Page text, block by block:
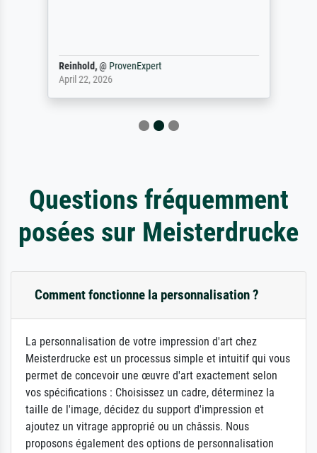
Reinhold,@ ProvenExpert
April 22, 2026
Questions fréquemment
posées sur Meisterdrucke
Comment fonctionne la personnalisation ?
La personnalisation de votre impression d'art chez
Meisterdrucke est un processus simple et intuitif qui vous
permet de concevoir une œuvre d'art exactement selon
vos spécifications : Choisissez un cadre, déterminez la
taille de l'image, décidez du support d'impression et
ajoutez un vitrage approprié ou un châssis. Nous
proposons également des options de personnalisation